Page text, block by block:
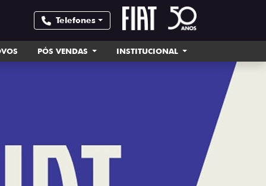
Telefones
PÓS VENDAS INSTITUCIONAL